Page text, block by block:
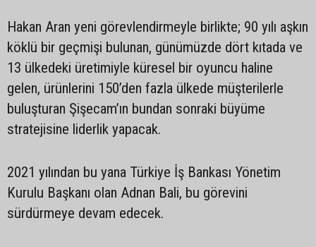
Hakan Aran yeni görevlendirmeyle birlikte; 90 yılı aşkın
köklü bir geçmişi bulunan, günümüzde dört kıtada ve
13 ülkedeki üretimiyle küresel bir oyuncu haline
gelen, ürünlerini 150’den fazla ülkede müşterilerle
buluşturan Şişecam’ın bundan sonraki büyüme
stratejisine liderlik yapacak.
2021 yılından bu yana Türkiye İş Bankası Yönetim
Kurulu Başkanı olan Adnan Bali, bu görevini
sürdürmeye devam edecek.